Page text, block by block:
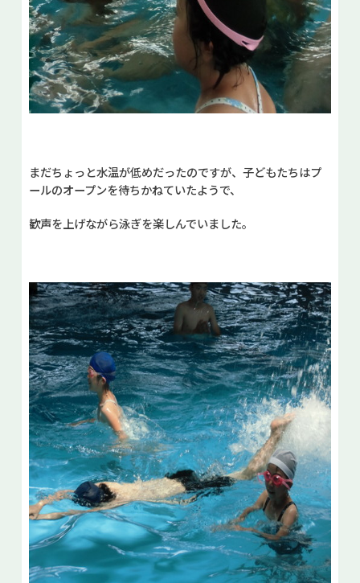
まだちょっと水温が低めだったのですが、子どもたちはプ
ールのオープンを待ちかねていたようで、
歓声を上げながら泳ぎを楽しんでいました。